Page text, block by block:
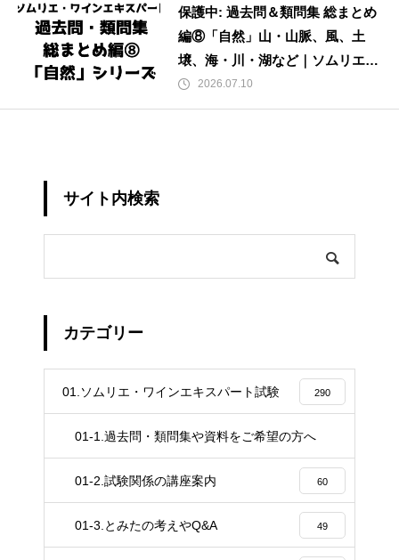
保護中: 過去問＆類問集 総まとめ
編⑧「自然」山・山脈、風、土
壌、海・川・湖など｜ソムリエ・
ワインエキスパート試験（2026年
度版・受講者様限定）
2026.07.10
サイト内検索
カテゴリー
01.ソムリエ・ワインエキスパート試験 290
01-1.過去問・類問集や資料をご希望の方へ
01-2.試験関係の講座案内 60
01-3.とみたの考えやQ&A 49